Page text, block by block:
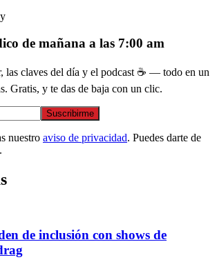
de mañana a las 7:00 am
las claves del día y el podcast ☕ — todo en un
Gratis, y te das de baja con un clic.
Suscribirme
nuestro aviso de privacidad. Puedes darte de
de inclusión con shows de